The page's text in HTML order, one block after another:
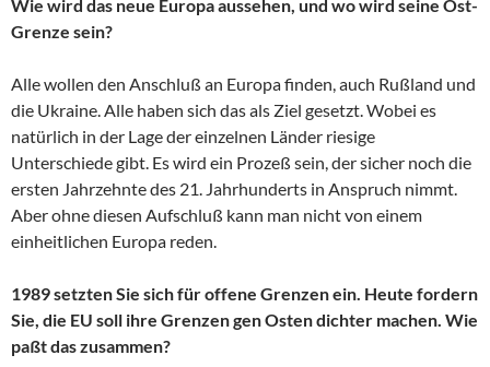
Wie wird das neue Europa aussehen, und wo wird seine Ost-
Grenze sein?
Alle wollen den Anschluß an Europa finden, auch Rußland und
die Ukraine. Alle haben sich das als Ziel gesetzt. Wobei es
natürlich in der Lage der einzelnen Länder riesige
Unterschiede gibt. Es wird ein Prozeß sein, der sicher noch die
ersten Jahrzehnte des 21. Jahrhunderts in Anspruch nimmt.
Aber ohne diesen Aufschluß kann man nicht von einem
einheitlichen Europa reden.
1989 setzten Sie sich für offene Grenzen ein. Heute fordern
Sie, die EU soll ihre Grenzen gen Osten dichter machen. Wie
paßt das zusammen?